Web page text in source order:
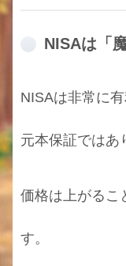
NISAは「
NISAは非常に有
元本保証ではあ
価格は上がるこ
す。